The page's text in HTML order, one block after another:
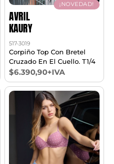
¡NOVEDAD!
AVRIL
KAURY
517-3019
Corpiño Top Con Bretel
Cruzado En El Cuello. T1/4
$6.390,90+IVA